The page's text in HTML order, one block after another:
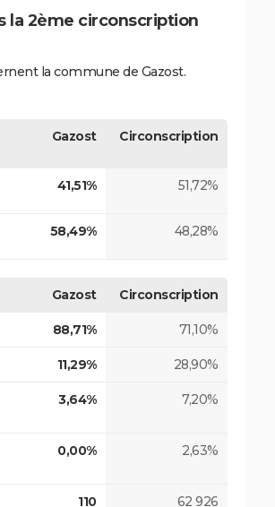
la 2ème circonscription
la commune de Gazost.
Gazost Circonscription
41,51% 51,72%
58,49% 48,28%
Gazost Circonscription
88,71% 71,10%
11,29% 28,90%
3,64% 7,20%
0,00% 2,63%
110 62 926